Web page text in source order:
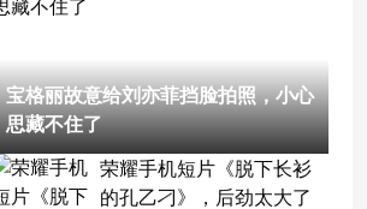
宝格丽故意给刘亦菲挡脸拍照，小心
思藏不住了
荣耀手机短片《脱下长衫
的孔乙刁》，后劲太大了